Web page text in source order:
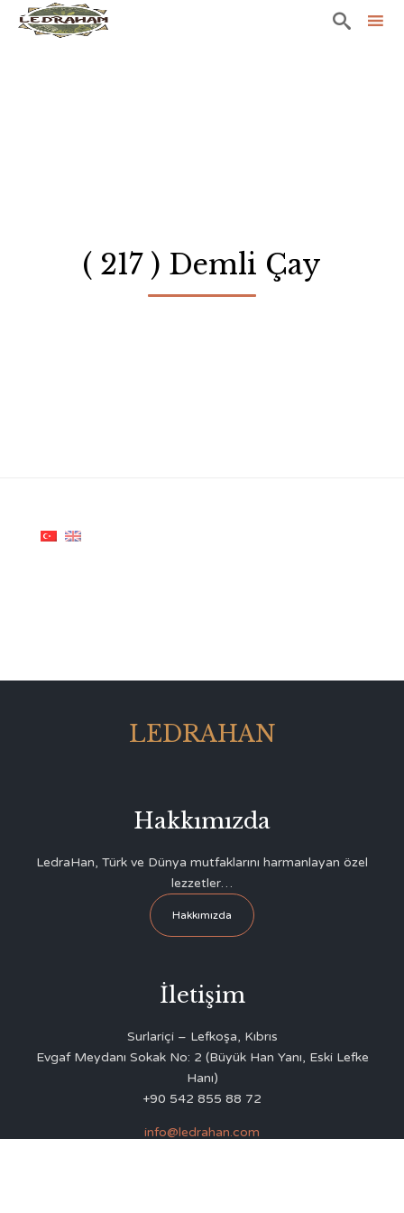

( 217 ) Demli Çay
LEDRAHAN
Hakkımızda
LedraHan, Türk ve Dünya mutfaklarını harmanlayan özel
lezzetler…
Hakkımızda
İletişim
Surlariçi – Lefkoşa, Kıbrıs
Evgaf Meydanı Sokak No: 2 (Büyük Han Yanı, Eski Lefke
Hanı)
+90 542 855 88 72
info@ledrahan.com